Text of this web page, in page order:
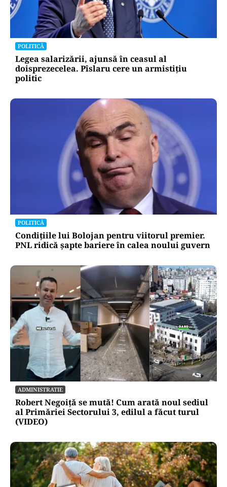
POLITICĂ
Legea salarizării, ajunsă în ceasul al
doisprezecelea. Pîslaru cere un armistițiu
politic
POLITICĂ
Condițiile lui Bolojan pentru viitorul premier.
PNL ridică șapte bariere în calea noului guvern
ADMINISTRATIE
Robert Negoiță se mută! Cum arată noul sediul
al Primăriei Sectorului 3, edilul a făcut turul
(VIDEO)